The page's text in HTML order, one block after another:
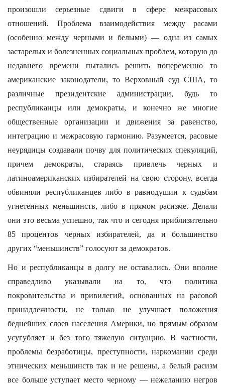
произошли серьезные сдвиги в сфере межрасовых
отношений. Проблема взаимодействия между расами
(особенно между черными и белыми) — одна из самых
застарелых и болезненных социальных проблем, которую до
недавнего времени пытались решить попеременно то
американские законодатели, то Верховный суд США, то
различные президентские администрации, будь то
республиканцы или демократы, и конечно же многие
общественные организации и движения за равенство,
интеграцию и межрасовую гармонию. Разумеется, расовые
неурядицы создавали почву для политических спекуляций,
причем демократы, стараясь привлечь черных и
латиноамериканских избирателей на свою сторону, всегда
обвиняли республиканцев либо в равнодушии к судьбам
угнетенных меньшинств, либо в прямом расизме. Делали
они это весьма успешно, так что и сегодня приблизительно
85 процентов черных избирателей, да и большинство
других “меньшинств” голосуют за демократов.
Но и республиканцы в долгу не оставались. Они вполне
справедливо указывали на то, что политика
покровительства и привилегий, основанных на расовой
принадлежности, не только не улучшает положения
беднейших слоев населения Америки, но прямым образом
усугубляет и без того тяжелую ситуацию. В частности,
проблемы безработицы, преступности, наркомании среди
этнических меньшинств так и не решены, а белый расизм
все больше уступает место черному — нежеланию негров